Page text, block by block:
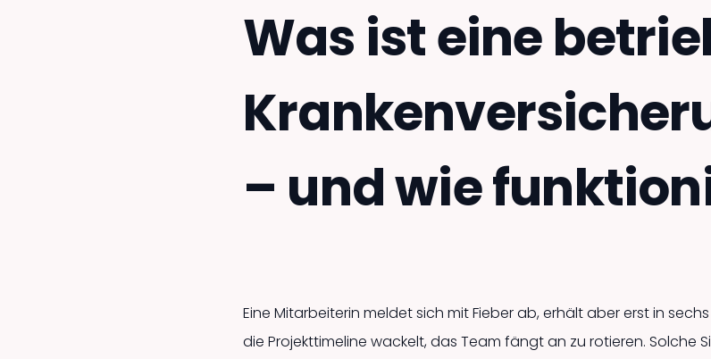
Was ist eine
– und wie
Eine Mitarbeiterin meldet sich mit Fieber ab, erhält aber erst in
die Projekt­timeline wackelt, das Team fängt an zu rotieren. Solche